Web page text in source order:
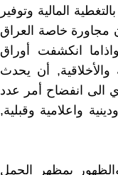
المالية وتوفير
مجاورة خاصة العراق
انكشفت أوراق
أن يحدث
الى انفضاح أمر عدد
واعلامية وقبلية,
بمظهر الحمل